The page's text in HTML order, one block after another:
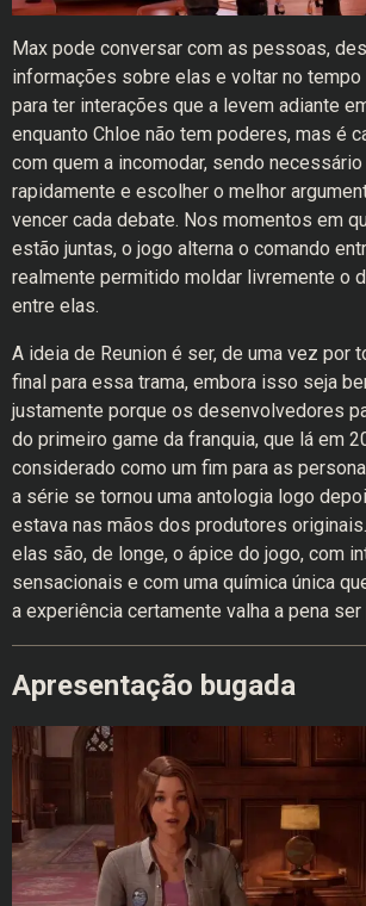
Max pode conversar com as pessoas,
informações sobre elas e voltar no
para ter interações que a levem adiante
enquanto Chloe não tem poderes, mas é
com quem a incomodar, sendo
rapidamente e escolher o melhor
vencer cada debate. Nos momentos em
estão juntas, o jogo alterna o comando
realmente permitido moldar livremente o
entre elas.
A ideia de Reunion é ser, de uma vez por
final para essa trama, embora isso seja
justamente porque os desenvolvedores
do primeiro game da franquia, que lá em
considerado como um fim para as
a série se tornou uma antologia logo
estava nas mãos dos produtores
elas são, de longe, o ápice do jogo, com
sensacionais e com uma química única
a experiência certamente valha a pena
Apresentação bugada